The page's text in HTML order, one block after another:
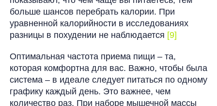
больше шансов перебрать калории. При
уравненной калорийности в исследованиях
разницы в похудении не наблюдается [9]
Оптимальная частота приема пищи – та,
которая комфортна для вас. Важно, чтобы была
система – в идеале следует питаться по одному
графику каждый день. Это важнее, чем
количество раз. При наборе мышечной массы